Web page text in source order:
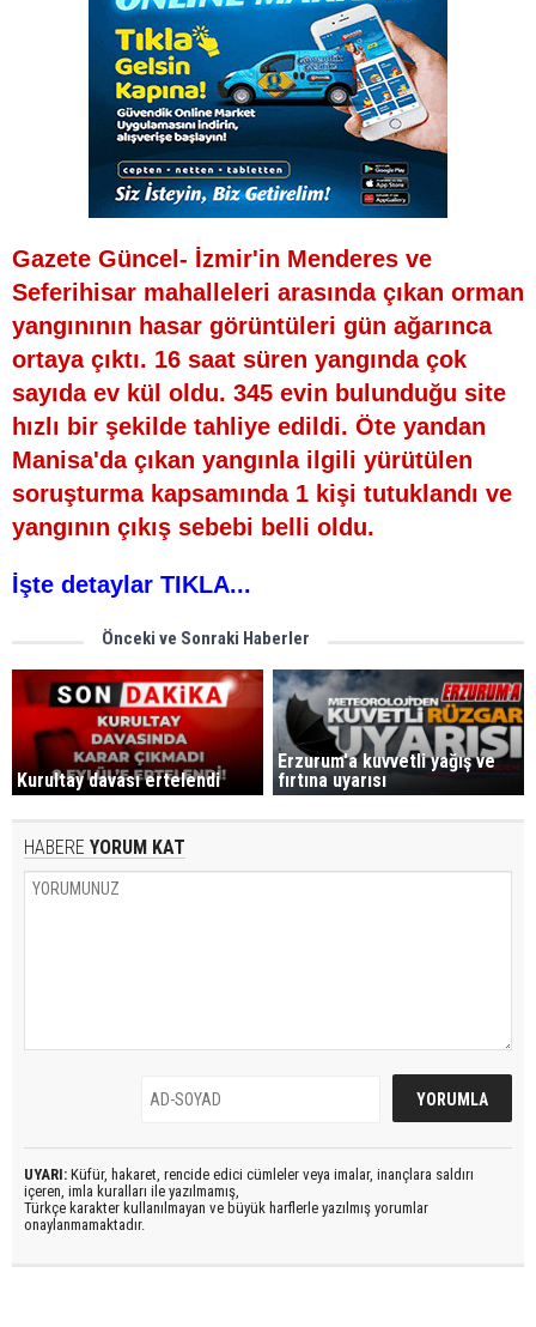
Gazete Güncel- İzmir'in Menderes ve
Seferihisar mahalleleri arasında çıkan orman
yangınının hasar görüntüleri gün ağarınca
ortaya çıktı. 16 saat süren yangında çok
sayıda ev kül oldu. 345 evin bulunduğu site
hızlı bir şekilde tahliye edildi. Öte yandan
Manisa'da çıkan yangınla ilgili yürütülen
soruşturma kapsamında 1 kişi tutuklandı ve
yangının çıkış sebebi belli oldu.
İşte detaylar TIKLA...
Önceki ve Sonraki Haberler
Kurultay davası ertelendi
Erzurum'a kuvvetli yağış ve
fırtına uyarısı
HABERE YORUM KAT
UYARI: Küfür, hakaret, rencide edici cümleler veya imalar, inançlara saldırı
içeren, imla kuralları ile yazılmamış,
Türkçe karakter kullanılmayan ve büyük harflerle yazılmış yorumlar
onaylanmamaktadır.